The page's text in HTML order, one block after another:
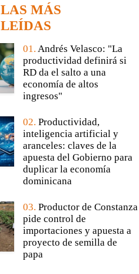
LAS MÁS
LEÍDAS
01. Andrés Velasco: "La
productividad definirá si
RD da el salto a una
economía de altos
ingresos"
02. Productividad,
inteligencia artificial y
aranceles: claves de la
apuesta del Gobierno para
duplicar la economía
dominicana
03. Productor de Constanza
pide control de
importaciones y apuesta a
proyecto de semilla de
papa